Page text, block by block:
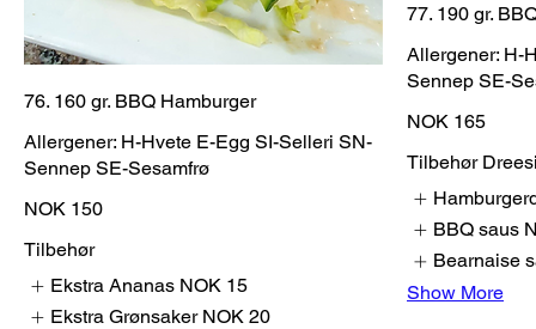
76. 160 gr. BBQ Hamburger
Allergener: H-Hvete E-Egg SI-Selleri SN-
Sennep SE-Sesamfrø
NOK 150
Tilbehør
Ekstra Ananas NOK 15
Ekstra Grønsaker NOK 20
77. 190 gr.
Allergener: H-
Sennep SE-
NOK 165
Tilbehør
BBQ saus
Bearnaise
Show More